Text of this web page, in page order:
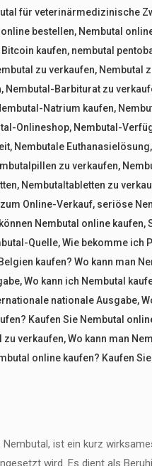
für veterinärmedizinische
bestellen, Nembutal
kaufen, nembutal
zu verkaufen, Nembutal
, Nembutal-Barbiturat zu
Natrium kaufen,
Onlineshop, Nembutal-
, Nembutale Euthanasielösung,
zu verkaufen,
, Nembutaltabletten zu
Online-Verkauf, seriöse
Nembutal online kaufen,
Quelle,Wie bekomme ich
kaufen? Wo kann man
,Wo kann ich Nembutal
nationale Ausgabe,
Kaufen Sie Nembutal
zu verkaufen,Wo kann man
online kaufen? Kaufen
ist ein kurz
wird. Es dient als